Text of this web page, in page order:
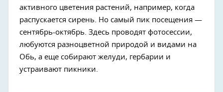
активного цветения растений, например, когда
распускается сирень. Но самый пик посещения —
сентябрь-октябрь. Здесь проводят фотосессии,
любуются разноцветной природой и видами на
Обь, а еще собирают желуди, гербарии и
устраивают пикники.